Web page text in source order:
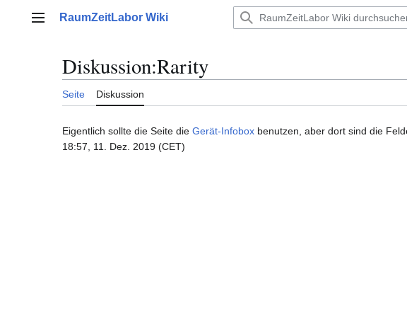
Hauptmenü
RaumZeitLabor Wiki
Diskussion:Rarity
Seite Diskussion
Eigentlich sollte die Seite die Gerät-Infobox benutzen, aber dort sind die
18:57, 11. Dez. 2019 (CET)